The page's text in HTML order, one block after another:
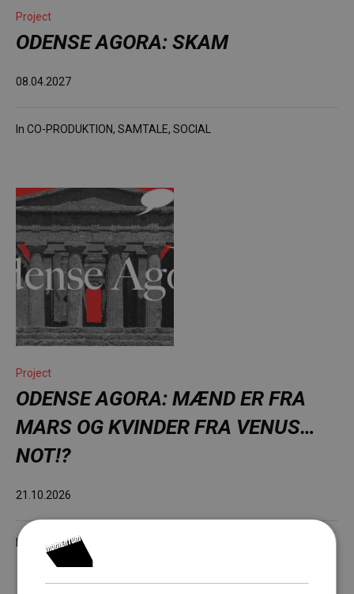
Project
ODENSE AGORA: SKAM
08.04.2027
In CO-PRODUKTION, SAMTALE, SOCIAL
Project
ODENSE AGORA: MÆND ER FRA
MARS OG KVINDER FRA VENUS…
NOT!?
21.10.2026
In CO-PRODUKTION